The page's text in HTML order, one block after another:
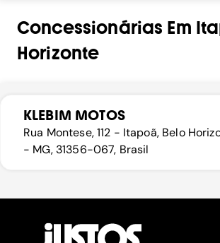
Concessionárias Em
Horizonte
KLEBIM MOTOS
Rua Montese, 112 - Itapoã, Belo
- MG, 31356-067, Brasil